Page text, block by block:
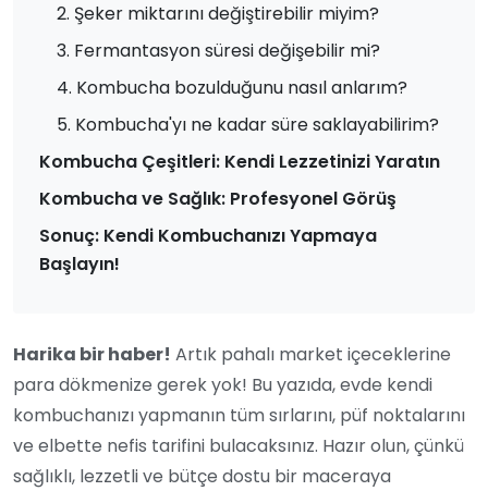
2. Şeker miktarını değiştirebilir miyim?
3. Fermantasyon süresi değişebilir mi?
4. Kombucha bozulduğunu nasıl anlarım?
5. Kombucha'yı ne kadar süre saklayabilirim?
Kombucha Çeşitleri: Kendi Lezzetinizi Yaratın
Kombucha ve Sağlık: Profesyonel Görüş
Sonuç: Kendi Kombuchanızı Yapmaya
Başlayın!
Harika bir haber! Artık pahalı market içeceklerine
para dökmenize gerek yok! Bu yazıda, evde kendi
kombuchanızı yapmanın tüm sırlarını, püf noktalarını
ve elbette nefis tarifini bulacaksınız. Hazır olun, çünkü
sağlıklı, lezzetli ve bütçe dostu bir maceraya